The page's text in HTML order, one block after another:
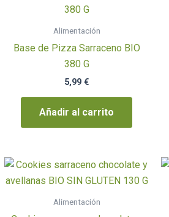
Alimentación
Base de Pizza Sarraceno BIO
380 G
5,99 €
Añadir al carrito
Alimentación